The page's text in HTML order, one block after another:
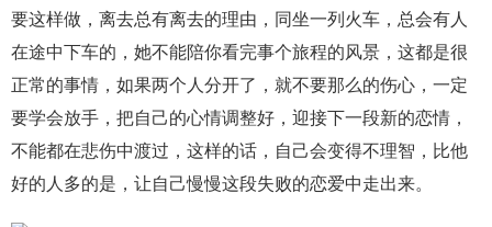
爱情小说 巨蟹座男生 爱情电影 双子座男生
不和 金牛座男生 白羊座男生 吵架
财产分割 外遇 分手 第三者 心态
变心 感人 伤感 婚姻问题 脾气
要这样做，离去总有离去的理由，同坐一列火车，总会有人
在途中下车的，她不能陪你看完事个旅程的风景，这都是很
正常的事情，如果两个人分开了，就不要那么的伤心，一定
要学会放手，把自己的心情调整好，迎接下一段新的恋情，
不能都在悲伤中渡过，这样的话，自己会变得不理智，比他
好的人多的是，让自己慢慢这段失败的恋爱中走出来。